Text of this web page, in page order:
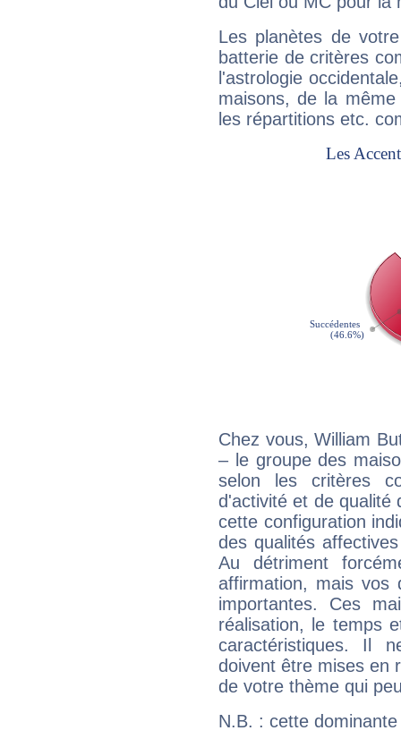
Les planètes de
batterie de critères
l'astrologie
maisons, de la
les répartitions etc.
Chez vous, William
– le groupe des
selon les critères
d'activité et de qualité
cette configuration
des qualités
Au détriment
affirmation, mais
importantes. Ces
réalisation, le temps
caractéristiques. Il
doivent être mises en
de votre thème qui
N.B. : cette